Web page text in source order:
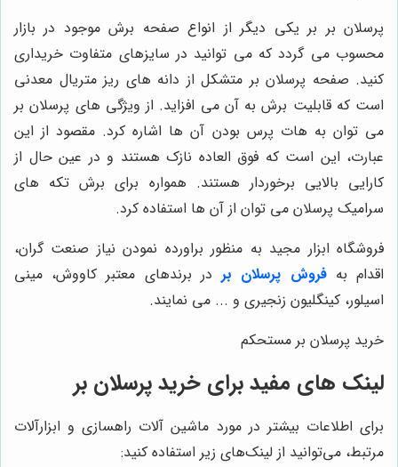
پرسلان بر بر یکی دیگر از انواع صفحه برش موجود در بازار
محسوب می گردد که می توانید در سایزهای متفاوت خریداری
کنید. صفحه پرسلان بر متشکل از دانه های ریز متریال معدنی
است که قابلیت برش به آن می افزاید. از ویژگی های پرسلان بر
می توان به هات پرس بودن آن ها اشاره کرد. مقصود از این
عبارت، این است که فوق العاده نازک هستند و در عین حال از
کارایی بالایی برخوردار هستند. همواره برای برش تکه های
سرامیک پرسلان می توان از آن ها استفاده کرد.
فروشگاه ابزار مجید به منظور براورده نمودن نیاز صنعت گران،
اقدام بهفروش پرسلان بر در برندهای معتبر کاووش، مینی
اسیلور، کینگلیون زنجیری و ... می نمایند.
خرید پرسلان بر مستحکم
لینک های مفید برای خرید پرسلان بر
برای اطلاعات بیشتر در مورد ماشین آلات راهسازی و ابزارآلات
مرتبط، می‌توانید از لینک‌های زیر استفاده کنید: